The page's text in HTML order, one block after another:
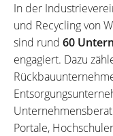
In der
und Recycling von
sind rund 60
engagiert. Dazu
Portale,